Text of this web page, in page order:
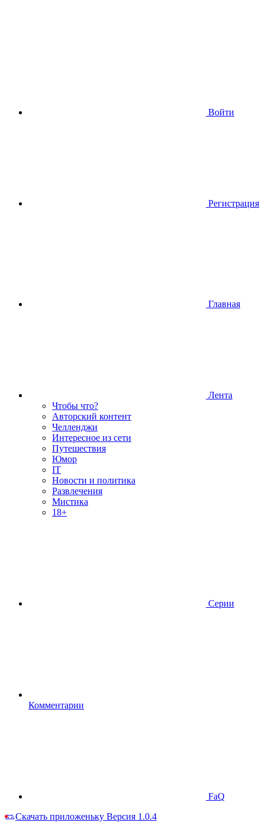
Войти
Регистрация
Главная
Лента
Чтобы что?
Авторский контент
Челленджи
Интересное из сети
Путешествия
Юмор
IT
Новости и политика
Развлечения
Мистика
18+
Серии
Комментарии
FaQ
Скачать приложеньку Версия 1.0.4